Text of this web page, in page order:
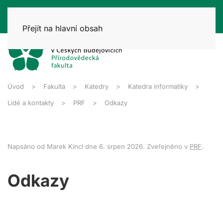
Přejít na hlavní obsah
Úvod Fakulta Katedry Katedra informatiky
Lidé a kontakty PRF Odkazy
Napsáno od Marek Kincl dne 6. srpen 2026. Zveřejněno v PRF.
Odkazy